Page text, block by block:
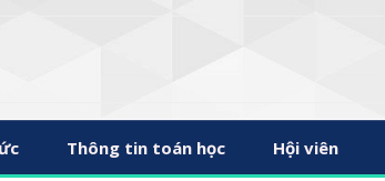
Thông tin toán học Hội viên